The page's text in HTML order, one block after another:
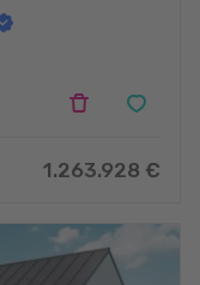
1.263.928 €